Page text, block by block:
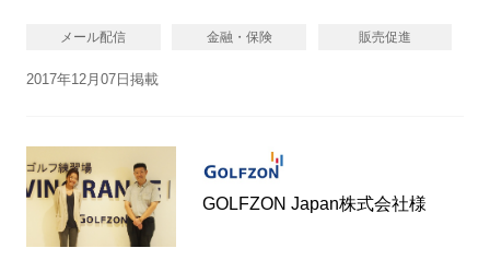
メール配信 金融・保険 販売促進
2017年12月07日掲載
GOLFZON Japan株式会社様